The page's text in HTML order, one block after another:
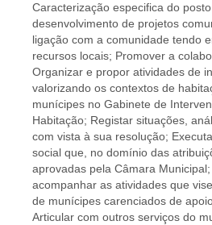
Caracterização especifica do
desenvolvimento de projetos
ligação com a comunidade tendo
recursos locais; Promover a
Organizar e propor atividades de
valorizando os contextos de
munícipes no Gabinete de
Habitação; Registar situações,
com vista à sua resolução;
social que, no domínio das
aprovadas pela Câmara
acompanhar as atividades que
de munícipes carenciados de
Articular com outros serviços do